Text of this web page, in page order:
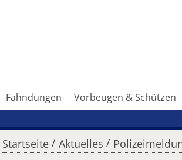
Fahndungen Vorbeugen & Schützen
Startseite / Aktuelles /